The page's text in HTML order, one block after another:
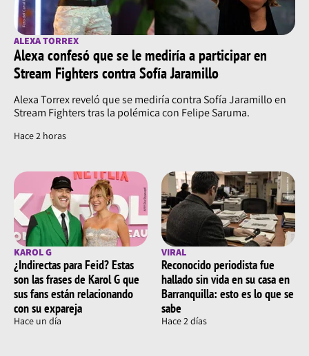
ALEXA TORREX
Alexa confesó que se le mediría a participar en
Stream Fighters contra Sofía Jaramillo
Alexa Torrex reveló que se mediría contra Sofía Jaramillo en
Stream Fighters tras la polémica con Felipe Saruma.
Hace 2 horas
KAROL G
¿Indirectas para Feid? Estas
son las frases de Karol G que
sus fans están relacionando
con su expareja
Hace un día
VIRAL
Reconocido periodista fue
hallado sin vida en su casa en
Barranquilla: esto es lo que se
sabe
Hace 2 días